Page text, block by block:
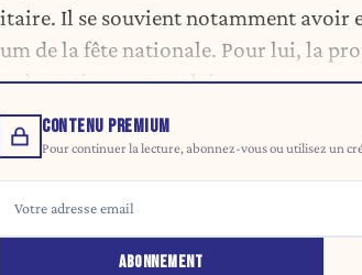
Il se souvient notamment avoir
de la fête nationale. Pour lui, la
adaptation protocolaire.
CONTENU PREMIUM
Pour continuer la lecture, abonnez-vous ou utilisez un
ABONNEMENT